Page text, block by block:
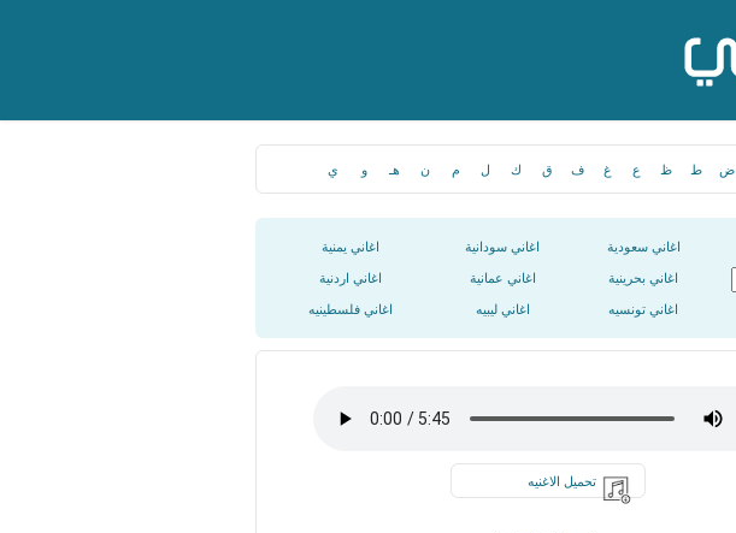
ض ط ظ ع غ ف ق ك ل م ن هـ و ي
اغاني سعودية اغاني سودانية اغاني يمنية
اغاني بحرينية اغاني عمانية اغاني اردنية
اغاني تونسيه اغاني ليبيه اغاني فلسطينيه
تحميل الاغنيه